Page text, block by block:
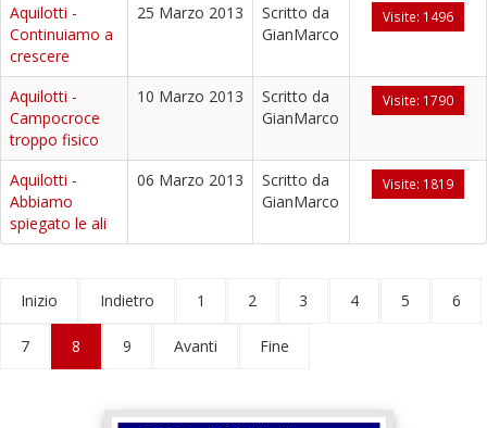
Aquilotti -
Continuiamo a
crescere
25 Marzo 2013
Scritto da
GianMarco
Visite: 1496
Aquilotti -
Campocroce
troppo fisico
10 Marzo 2013
Scritto da
GianMarco
Visite: 1790
Aquilotti -
Abbiamo
spiegato le ali
06 Marzo 2013
Scritto da
GianMarco
Visite: 1819
Inizio Indietro 1 2 3 4 5 6
7 8 9 Avanti Fine